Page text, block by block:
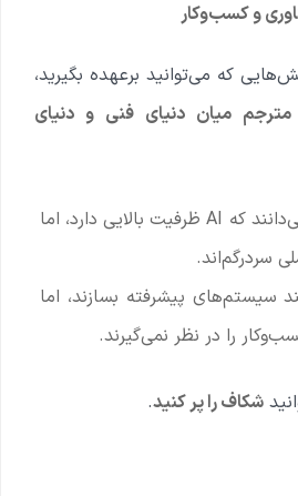
و کسب‌وکار
که می‌توانید برعهده بگیرید،
مترجم میان دنیای فنی و دنیای
مدیران ارشد اغلب می‌دانند که AI ظرفیت بالایی دارد، اما
سردرگم‌اند.
سیستم‌های پیشرفته بسازند، اما
را در نظر نمی‌گیرند.
شکاف را پر کنید.